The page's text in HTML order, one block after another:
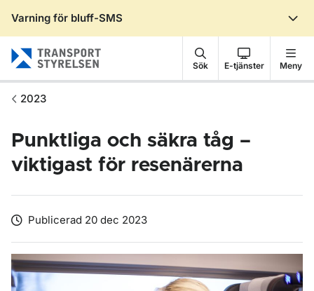
Varning för bluff-SMS
Sök E-tjänster Meny
2023
Punktliga och säkra tåg –
viktigast för resenärerna
Publicerad 20 dec 2023